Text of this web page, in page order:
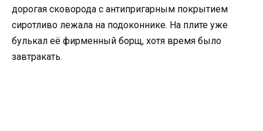
дорогая сковорода с антипригарным покрытием
сиротливо лежала на подоконнике. На плите уже
булькал её фирменный борщ, хотя время было
завтракать.